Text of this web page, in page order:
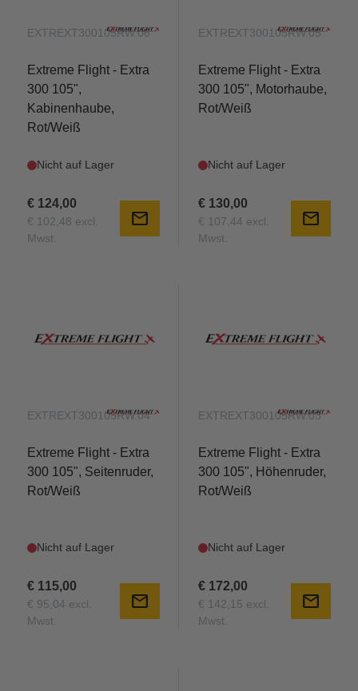
EXTREXT300105RW.06
Extreme Flight - Extra
300 105",
Kabinenhaube,
Rot/Weiß
Nicht auf Lager
€ 124,00
€ 102,48 excl.
Mwst.
mail
EXTREXT300105RW.05
Extreme Flight - Extra
300 105", Motorhaube,
Rot/Weiß
Nicht auf Lager
€ 130,00
€ 107,44 excl.
Mwst.
mail
EXTREXT300105RW.04
Extreme Flight - Extra
300 105", Seitenruder,
Rot/Weiß
Nicht auf Lager
€ 115,00
€ 95,04 excl.
Mwst.
mail
EXTREXT300105RW.03
Extreme Flight - Extra
300 105", Höhenruder,
Rot/Weiß
Nicht auf Lager
€ 172,00
€ 142,15 excl.
Mwst.
mail